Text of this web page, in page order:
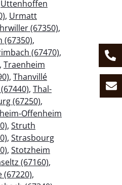
Uttenhoffen
, Urmatt
(67350),
(67350),
(67470),
, Traenheim
, Thanvillé
, Thal-
(67250),
Offenheim
, Struth
, Strasbourg
, Stotzheim
(67160),
(67220),